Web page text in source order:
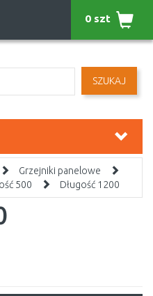
SZUKAJ
0 szt
Grzejniki panelowe
500 Długość 1200